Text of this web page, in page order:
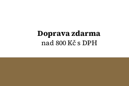
u
Doprava zdarma
nad 800 Kč s DPH